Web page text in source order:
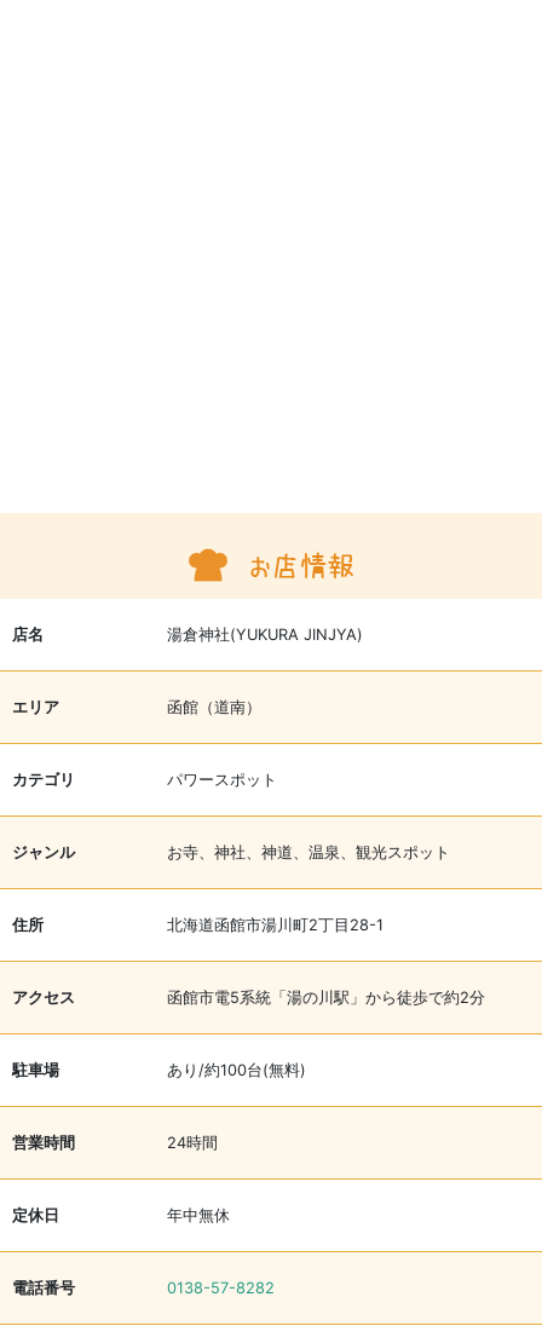
店名 湯倉神社(YUKURA JINJYA)
エリア 函館（道南）
カテゴリ パワースポット
ジャンル お寺、神社、神道、温泉、観光スポット
住所 北海道函館市湯川町2丁目28-1
アクセス 函館市電5系統「湯の川駅」から徒歩で約2分
駐車場 あり/約100台(無料)
営業時間 24時間
定休日 年中無休
電話番号 0138-57-8282